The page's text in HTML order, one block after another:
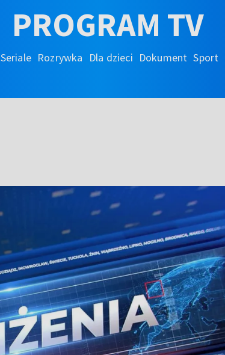
PROGRAM TV
Seriale Rozrywka Dla dzieci Dokument Sport